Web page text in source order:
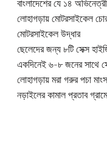
বাংলাদেশের যে ১৪
লোহাগড়ায় মোটরসাইকেল
মোটরসাইকেল উদ্ধার
ছেলেদের জন্য ৮টি সেক্স
একদিনেই ৬-৮ জনের সাথে
লোহাগড়ায় মরা গরুর পচা
নড়াইলের কামাল প্রতাব